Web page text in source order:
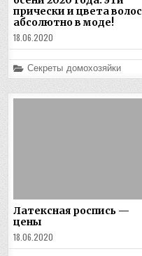
прически и цвета волос
абсолютно в моде!
18.06.2020
Posted
in
Секреты домохозяйки
Латексная роспись —
цены
18.06.2020